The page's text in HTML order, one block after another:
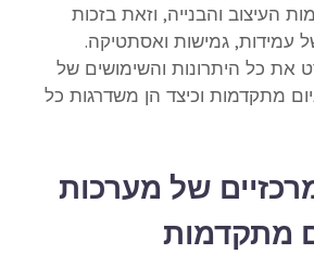
העיצוב והבנייה, וזאת בזכות
עמידות, גמישות ואסתטיקה.
את כל היתרונות והשימושים של
מתקדמות וכיצד הן משדרגות כל
של מערכות
מתקדמות